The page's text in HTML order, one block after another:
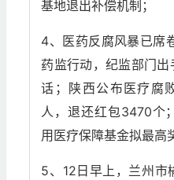
基地退出补偿机制；
4、医药反腐风暴已席
药监行动，纪监部门
话；陕西公布医疗腐
人，退还红包3470个
用医疗保障基金拟最高
5、12日早上，兰州市